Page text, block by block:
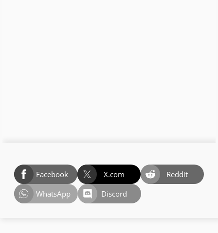
Facebook X.com
Reddit
WhatsApp
Discord